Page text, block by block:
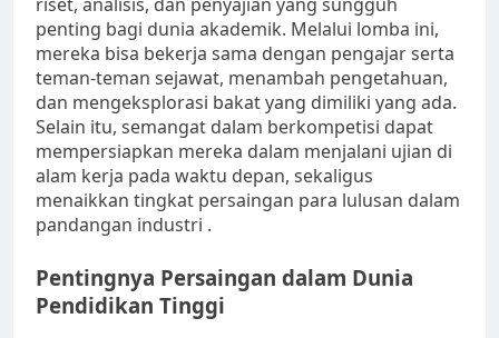
penting bagi dunia akademik. Melalui lomba ini,
mereka bisa bekerja sama dengan pengajar serta
teman-teman sejawat, menambah pengetahuan,
dan mengeksplorasi bakat yang dimiliki yang ada.
Selain itu, semangat dalam berkompetisi dapat
mempersiapkan mereka dalam menjalani ujian di
alam kerja pada waktu depan, sekaligus
menaikkan tingkat persaingan para lulusan dalam
pandangan industri .
Pentingnya Persaingan dalam Dunia
Pendidikan Tinggi